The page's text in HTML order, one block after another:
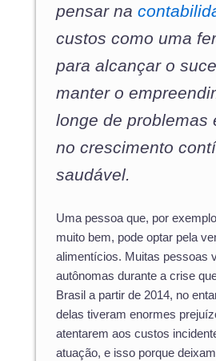
pensar na
custos como uma
para alcançar o
manter o
longe de problemas
no crescimento
saudável.
Uma pessoa que, por
muito bem, pode optar pela
alimentícios. Muitas pessoas
autônomas durante a crise
Brasil a partir de 2014, no
delas tiveram enormes
atentarem aos custos
atuação, e isso porque